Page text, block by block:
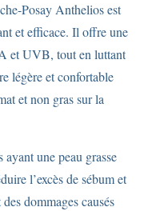
Posay Anthelios est
et efficace. Il offre une
et UVB, tout en luttant
légère et confortable
et non gras sur la
une peau grasse
l’excès de sébum et
dommages causés